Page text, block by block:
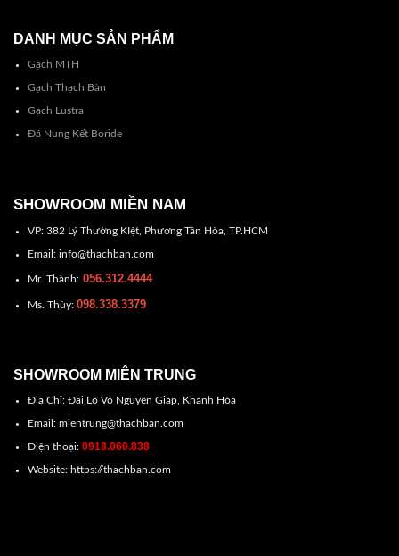
DANH MỤC SẢN PHẨM
Gạch MTH
Gạch Thạch Bàn
Gạch Lustra
Đá Nung Kết Boride
SHOWROOM MIỀN NAM
VP: 382 Lý Thường KIệt, Phương Tân Hòa, TP.HCM
Email: info@thachban.com
Mr. Thành:056.312.4444
Ms. Thùy: 098.338.3379
SHOWROOM MIÊN TRUNG
Địa Chỉ: Đại Lộ Võ Nguyên Giáp, Khánh Hòa
Email: mientrung@thachban.com
Điện thoại: 0918.060.838
Website: https://thachban.com